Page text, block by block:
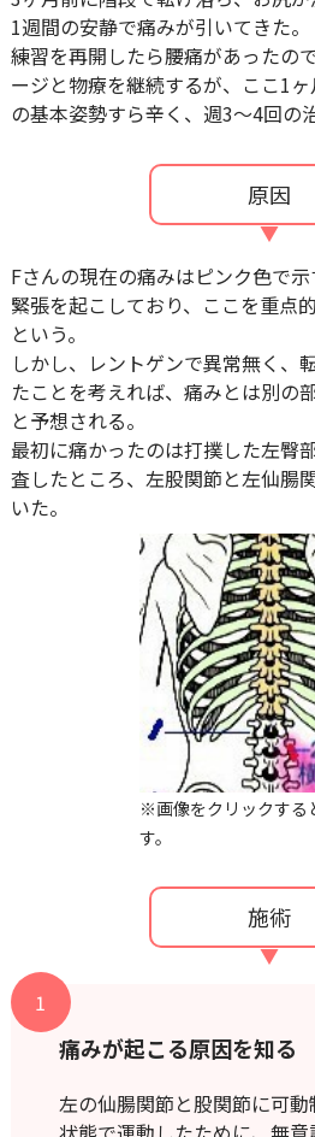
1週間の安静で痛みが引いてきた。
練習を再開したら腰痛があったの
ージと物療を継続するが、ここ1
の基本姿勢すら辛く、週3～4回の
原因
Fさんの現在の痛みはピンク色で
緊張を起こしており、ここを重点
という。
しかし、レントゲンで異常無く、
たことを考えれば、痛みとは別の
と予想される。
最初に痛かったのは打撲した左臀
査したところ、左股関節と左仙腸
いた。
※画像をクリックする
す。
施術
痛みが起こる原因を知る
1
左の仙腸関節と股関節に可動